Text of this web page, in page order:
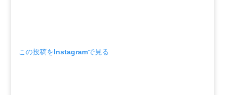
この投稿をInstagramで見る